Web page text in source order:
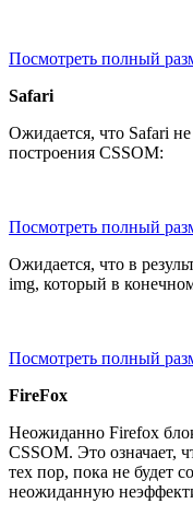
Посмотреть полный
Safari
Ожидается, что Safari
построения CSSOM:
Посмотреть полный
Ожидается, что в
img, который в
Посмотреть полный
FireFox
Неожиданно Firefox
CSSOM. Это означает,
тех пор, пока не будет
неожиданную